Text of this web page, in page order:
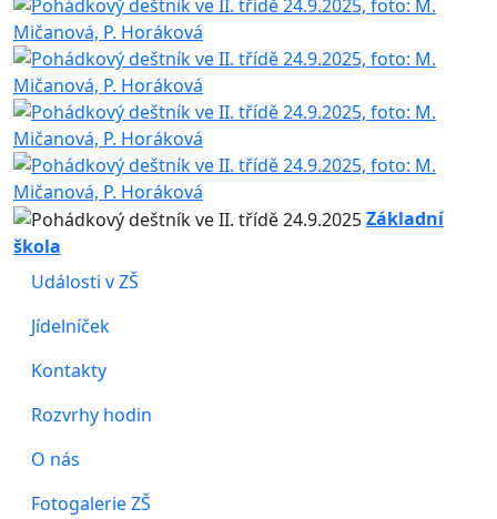
Základní
škola
Události v ZŠ
Jídelníček
Kontakty
Rozvrhy hodin
O nás
Fotogalerie ZŠ